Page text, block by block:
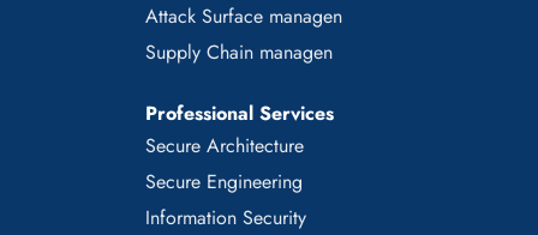
Attack Surface managen
Supply Chain managen
Professional Services
Secure Architecture
Secure Engineering
Information Security